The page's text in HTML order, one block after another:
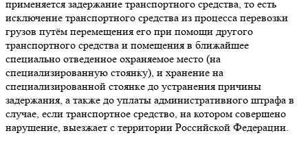
применяется задержание транспортного средства, то есть
исключение транспортного средства из процесса перевозки
грузов путём перемещения его при помощи другого
транспортного средства и помещения в ближайшее
специально отведенное охраняемое место (на
специализированную стоянку), и хранение на
специализированной стоянке до устранения причины
задержания, а также до уплаты административного штрафа в
случае, если транспортное средство, на котором совершено
нарушение, выезжает с территории Российской Федерации.